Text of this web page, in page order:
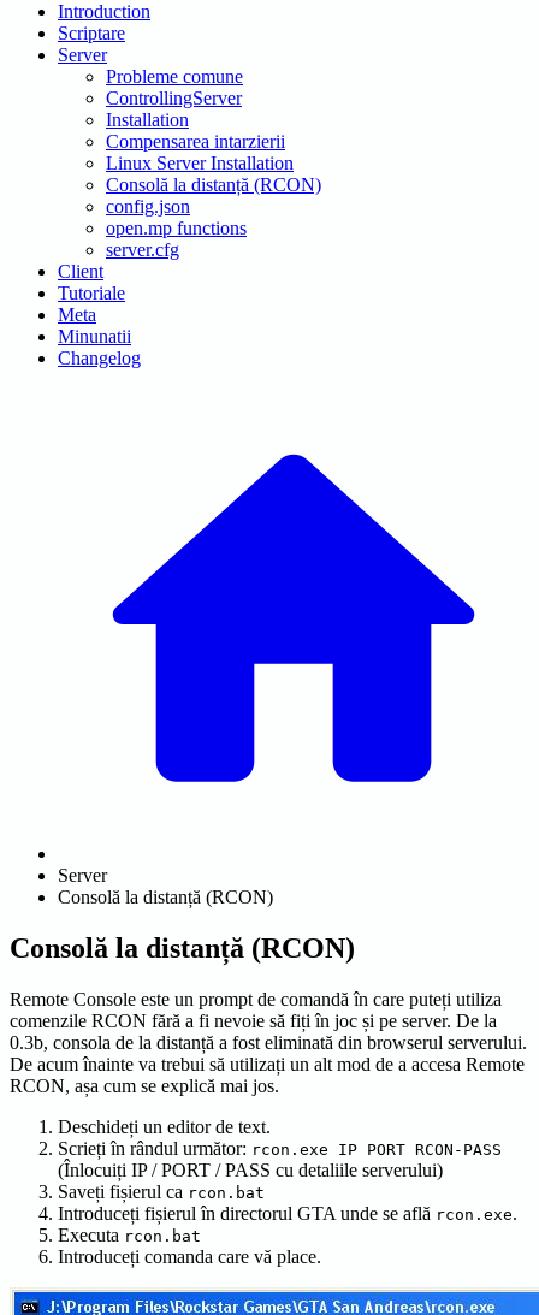
Introduction
Scriptare
Server
Probleme comune
ControllingServer
Installation
Compensarea intarzierii
Linux Server Installation
Consolă la distanță (RCON)
config.json
open.mp functions
server.cfg
Client
Tutoriale
Meta
Minunatii
Changelog
Server
Consolă la distanță (RCON)
Consolă la distanță (RCON)
Remote Console este un prompt de comandă în care puteți utiliza
comenzile RCON fără a fi nevoie să fiți în joc și pe server. De la
0.3b, consola de la distanță a fost eliminată din browserul serverului.
De acum înainte va trebui să utilizați un alt mod de a accesa Remote
RCON, așa cum se explică mai jos.
Deschideți un editor de text.
Scrieți în rândul următor: rcon.exe IP PORT RCON-PASS
(Înlocuiți IP / PORT / PASS cu detaliile serverului)
Saveți fișierul ca rcon.bat
Introduceți fișierul în directorul GTA unde se află rcon.exe.
Executa rcon.bat
Introduceți comanda care vă place.